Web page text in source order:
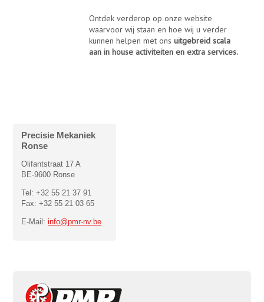
Ontdek verderop op onze website
waarvoor wij staan en hoe wij u verder
kunnen helpen met onsuitgebreid scala
aan in house activiteiten en extra services.
Precisie Mekaniek
Ronse
Olifantstraat 17 A
BE-9600 Ronse
Tel: +32 55 21 37 91
Fax: +32 55 21 03 65
E-Mail:info@pmr-nv.be